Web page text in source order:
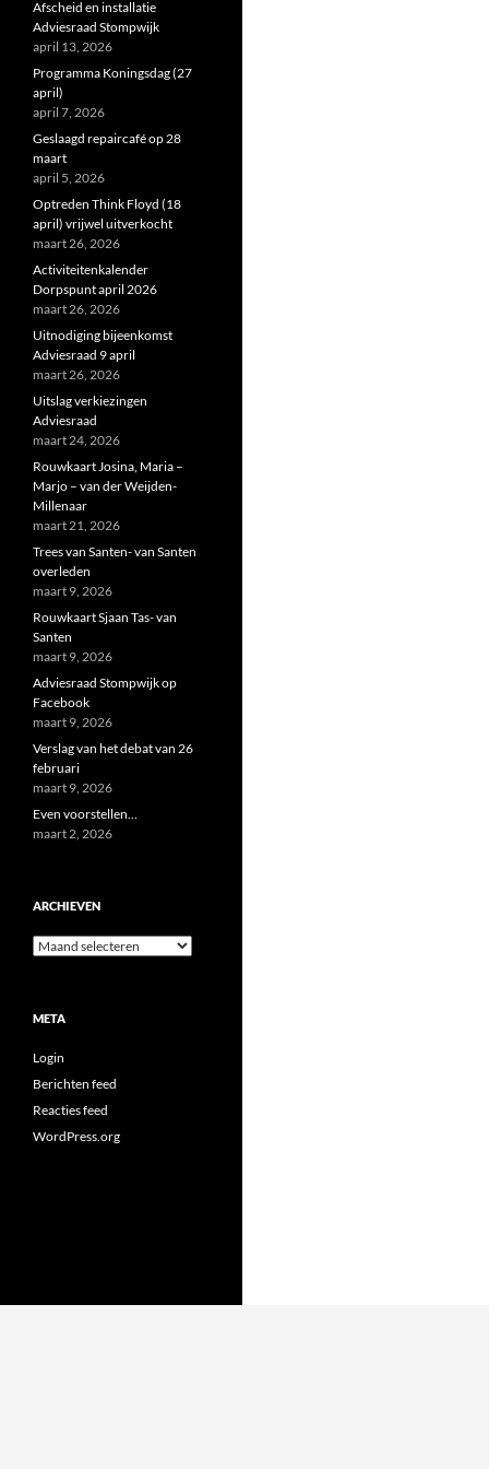
Afscheid en installatie
Adviesraad Stompwijk
april 13, 2026
Programma Koningsdag (27
april)
april 7, 2026
Geslaagd repaircafé op 28
maart
april 5, 2026
Optreden Think Floyd (18
april) vrijwel uitverkocht
maart 26, 2026
Activiteitenkalender
Dorpspunt april 2026
maart 26, 2026
Uitnodiging bijeenkomst
Adviesraad 9 april
maart 26, 2026
Uitslag verkiezingen
Adviesraad
maart 24, 2026
Rouwkaart Josina, Maria –
Marjo – van der Weijden-
Millenaar
maart 21, 2026
Trees van Santen- van Santen
overleden
maart 9, 2026
Rouwkaart Sjaan Tas- van
Santen
maart 9, 2026
Adviesraad Stompwijk op
Facebook
maart 9, 2026
Verslag van het debat van 26
februari
maart 9, 2026
Even voorstellen…
maart 2, 2026
ARCHIEVEN
Archieven
META
Login
Berichten feed
Reacties feed
WordPress.org